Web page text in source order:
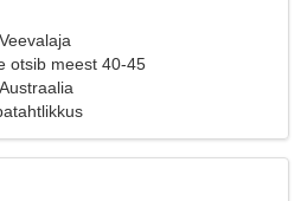
otsib meest 40-45